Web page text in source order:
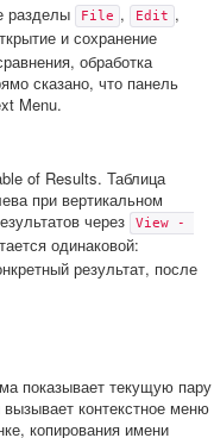
разделы
File , Edit ,
и сохранение
обработка
сказано, что панель
Menu.
of Results. Таблица
при вертикальном
через
View -
одинаковой:
результат, после
показывает текущую пару
контекстное меню
копирования имени